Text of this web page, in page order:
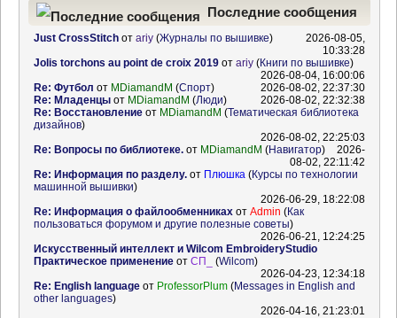
Информационный центр
Последние сообщения
Just CrossStitchот ariy(Журналы по вышивке)
2026-08-05,
10:33:28
Jolis torchons au point de croix 2019от ariy(Книги по вышивке)
2026-08-04, 16:00:06
Re: Футбол от MDiamandM (Спорт)
2026-08-02, 22:37:30
Re: Младенцыот MDiamandM (Люди)
2026-08-02, 22:32:38
Re: Восстановлениеот MDiamandM (Тематическая библиотека
дизайнов)
2026-08-02, 22:25:03
Re: Вопросы по библиотеке.от MDiamandM (Навигатор)
2026-
08-02, 22:11:42
Re: Информация по разделу.от Плюшка (Курсы по технологии
машинной вышивки)
2026-06-29, 18:22:08
Re: Информация о файлообменникахот Admin (Как
пользоваться форумом и другие полезные советы)
2026-06-21, 12:24:25
Искусственный интеллект и Wilcom EmbroideryStudio
Практическое применениеот СП_ (Wilcom)
2026-04-23, 12:34:18
Re: English languageот ProfessorPlum(Messages in English and
other languages)
2026-04-16, 21:23:01